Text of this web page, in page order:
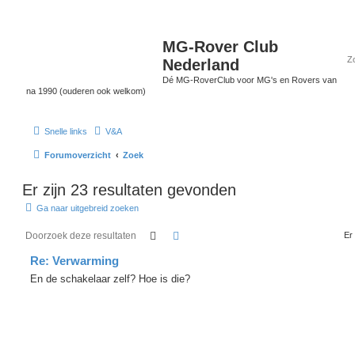
MG-Rover Club
Nederland
Dé MG-RoverClub voor MG's en Rovers van
na 1990 (ouderen ook welkom)
Snelle links V&A
Forumoverzicht Zoek
Er zijn 23 resultaten gevonden
Ga naar uitgebreid zoeken
Zoek Er
Re: Verwarming
En de schakelaar zelf? Hoe is die?